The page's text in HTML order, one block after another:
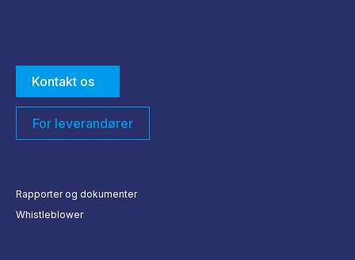
Kontakt os
For leverandører
Rapporter og dokumenter
Whistleblower